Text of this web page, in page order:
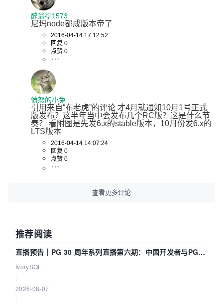
醉翁亭1573
尼玛node都成版本帝了
2016-04-14 17:12:52
回复 0
点赞 0
愤怒的小兔
引用来自“布老虎”的评论 才4月就通知10月1号正式
版发布？这半年当中会发布几个RC版？这是什么节
奏？ 看附图是先发6.x的stable版本，10月份发6.x的
LTS版本
2016-04-14 14:07:24
回复 0
点赞 0
查看更多评论
推荐阅读
直播预告｜PG 30 周年系列直播第六期：中国开发者与PG内
核——我们改得动吗？我们贡献了什么？
IvorySQL
2026-08-07